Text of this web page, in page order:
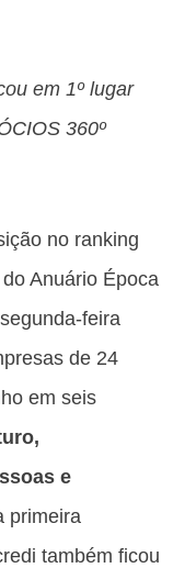
em 1º lugar
360º
no ranking
Anuário Época
feira
de 24
em seis
e
primeira
também ficou